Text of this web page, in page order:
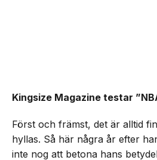
Kingsize Magazine testar
Först och främst, det är alltid
hyllas. Så här några år efter
inte nog att betona hans